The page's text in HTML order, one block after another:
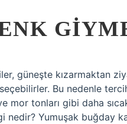
güneşte kızarmaktan
Bu nedenle
mor tonları gibi daha
nedir? Yumuşak buğday